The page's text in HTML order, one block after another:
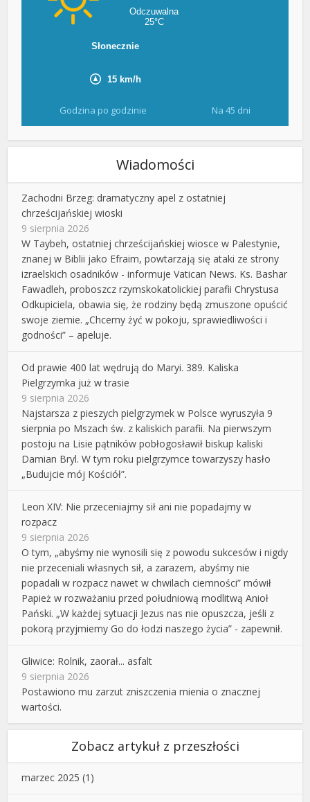
Godzina po godzinie Na 45 dni
Wiadomości
Zachodni Brzeg: dramatyczny apel z ostatniej
chrześcijańskiej wioski
9 sierpnia 2026
W Taybeh, ostatniej chrześcijańskiej wiosce w Palestynie,
znanej w Biblii jako Efraim, powtarzają się ataki ze strony
izraelskich osadników - informuje Vatican News. Ks. Bashar
Fawadleh, proboszcz rzymskokatolickiej parafii Chrystusa
Odkupiciela, obawia się, że rodziny będą zmuszone opuścić
swoje ziemie. „Chcemy żyć w pokoju, sprawiedliwości i
godności” – apeluje.
Od prawie 400 lat wędrują do Maryi. 389. Kaliska
Pielgrzymka już w trasie
9 sierpnia 2026
Najstarsza z pieszych pielgrzymek w Polsce wyruszyła 9
sierpnia po Mszach św. z kaliskich parafii. Na pierwszym
postoju na Lisie pątników pobłogosławił biskup kaliski
Damian Bryl. W tym roku pielgrzymce towarzyszy hasło
„Budujcie mój Kościół”.
Leon XIV: Nie przeceniajmy sił ani nie popadajmy w
rozpacz
9 sierpnia 2026
O tym, „abyśmy nie wynosili się z powodu sukcesów i nigdy
nie przeceniali własnych sił, a zarazem, abyśmy nie
popadali w rozpacz nawet w chwilach ciemności” mówił
Papież w rozważaniu przed południową modlitwą Anioł
Pański. „W każdej sytuacji Jezus nas nie opuszcza, jeśli z
pokorą przyjmiemy Go do łodzi naszego życia” - zapewnił.
Gliwice: Rolnik, zaorał... asfalt
9 sierpnia 2026
Postawiono mu zarzut zniszczenia mienia o znacznej
wartości.
Zobacz artykuł z przeszłości
marzec 2025 (1)